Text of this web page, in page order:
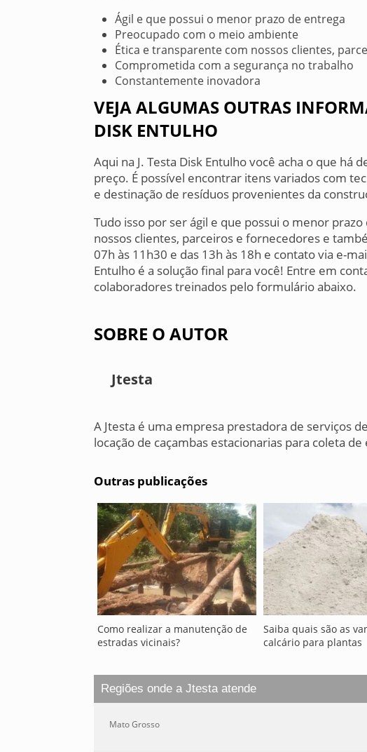
Ágil e que possui o menor prazo de entrega
Preocupado com o meio ambiente
Ética e transparente com nossos clientes,
Comprometida com a segurança no trabalho
Constantemente inovadora
VEJA ALGUMAS OUTRAS
DISK ENTULHO
Aqui na J. Testa Disk Entulho você acha o que
preço. É possível encontrar itens variados com
e destinação de resíduos provenientes da
Tudo isso por ser ágil e que possui o menor
nossos clientes, parceiros e fornecedores e
07h às 11h30 e das 13h às 18h e contato via e-
Entulho é a solução final para você! Entre em
colaboradores treinados pelo formulário abaixo.
SOBRE O AUTOR
Jtesta
A Jtesta é uma empresa prestadora de serviços
locação de caçambas estacionarias para coleta
Outras publicações
Como realizar a manutenção de
estradas vicinais?
Saiba quais são as
calcário para plantas
Regiões onde a Jtesta atende
Mato Grosso